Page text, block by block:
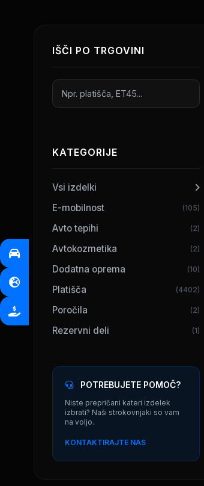
IŠČI PO TRGOVINI
KATEGORIJE
Vsi izdelki
E-mobilnost
(105)
Avto tepihi (2)
Avtokozmetika (2)
Dodatna oprema (10)
Platišča (4402)
Poročila (2)
Rezervni deli (1)
POTREBUJETE POMOČ?
Niste prepričani kateri izdelek
izbrati? Naši strokovnjaki so vam
na voljo.
KONTAKTIRAJTE NAS